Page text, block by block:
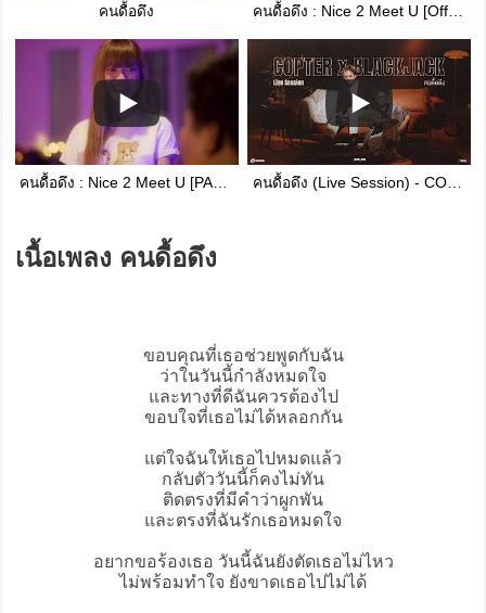
คนดื้อดึง คนดื้อดึง : Nice 2 Meet U [Official MV]
คนดื้อดึง : Nice 2 Meet U [PARODY MV] NANA FILM คนดื้อดึง (Live Session) - COPTER x BLACKJACK - Young Play Project
เนื้อเพลง คนดื้อดึง
ขอบคุณที่เธอช่วยพูดกับฉัน
ว่าในวันนี้กำลังหมดใจ
และทางที่ดีฉันควรต้องไป
ขอบใจที่เธอไม่ได้หลอกกัน
แต่ใจฉันให้เธอไปหมดแล้ว
กลับตัววันนี้ก็คงไม่ทัน
ติดตรงที่มีคำว่าผูกพัน
และตรงที่ฉันรักเธอหมดใจ
อยากขอร้องเธอ วันนี้ฉันยังตัดเธอไม่ไหว
ไม่พร้อมทำใจ ยังขาดเธอไปไม่ได้